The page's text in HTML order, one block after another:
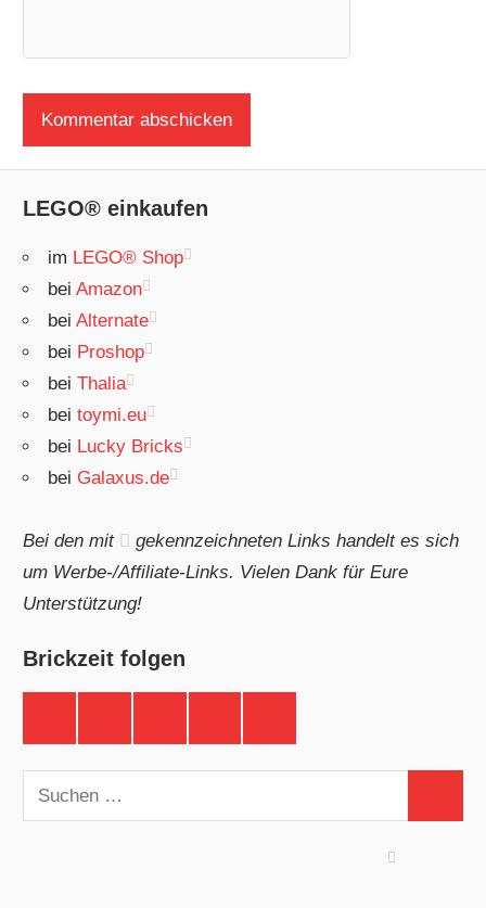
LEGO® einkaufen
im LEGO® Shop
beiAmazon
beiAlternate
bei Proshop
beiThalia
beitoymi.eu
bei Lucky Bricks
bei Galaxus.de
Bei den mit
gekennzeichneten Links handelt es sich
um Werbe-/Affiliate-Links. Vielen Dank für Eure
Unterstützung!
Brickzeit folgen
Suchen
nach: